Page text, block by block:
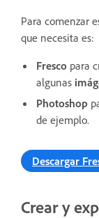
Para comenzar
que necesita es:
Fresco para
algunas
Photoshop
de ejemplo.
Descargar
Crear y